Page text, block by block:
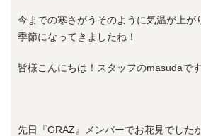
今までの寒さがうそのように気温が上が
季節になってきましたね！
皆様こんにちは！スタッフのmasudaです
先日『GRAZ』メンバーでお花見でした